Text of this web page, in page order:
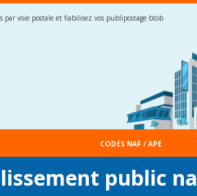
par voie postale et fiabilisez vos publipostage btob
CODES NAF / APE
public